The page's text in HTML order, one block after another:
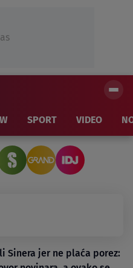
SPORT VIDEO
Sinera jer ne plaća porez: